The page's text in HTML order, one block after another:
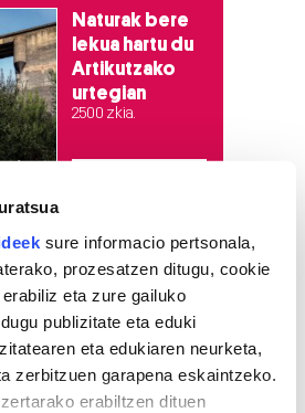
sure informacio pertsonala,
prozesatzen ditugu, cookie
eta zure gailuko
publizitate eta eduki
eta edukiaren neurketa,
zerbitzuen garapena eskaintzeko.
erabiltzen dituen
Naturak bere
lekua hartu du
Artikutzako
urtegian
2.500 zkia.
irakurrienak
antolakundeak
aurkako
deitu du